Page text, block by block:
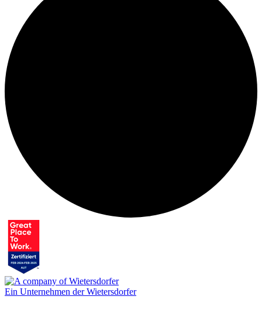
Ein Unternehmen der Wietersdorfer